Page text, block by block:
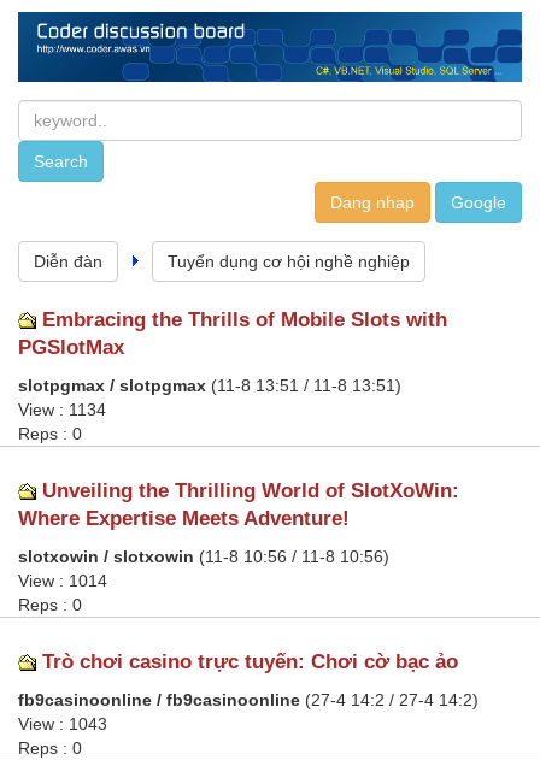
Dang nhap
Diễn đàn Tuyển dụng cơ hội nghề nghiệp
Embracing the Thrills of Mobile Slots with
PGSlotMax
slotpgmax / slotpgmax (11-8 13:51 / 11-8 13:51)
View : 1134
Reps : 0
Unveiling the Thrilling World of SlotXoWin:
Where Expertise Meets Adventure!
slotxowin / slotxowin (11-8 10:56 / 11-8 10:56)
View : 1014
Reps : 0
Trò chơi casino trực tuyến: Chơi cờ bạc ảo
fb9casinoonline / fb9casinoonline (27-4 14:2 / 27-4 14:2)
View : 1043
Reps : 0